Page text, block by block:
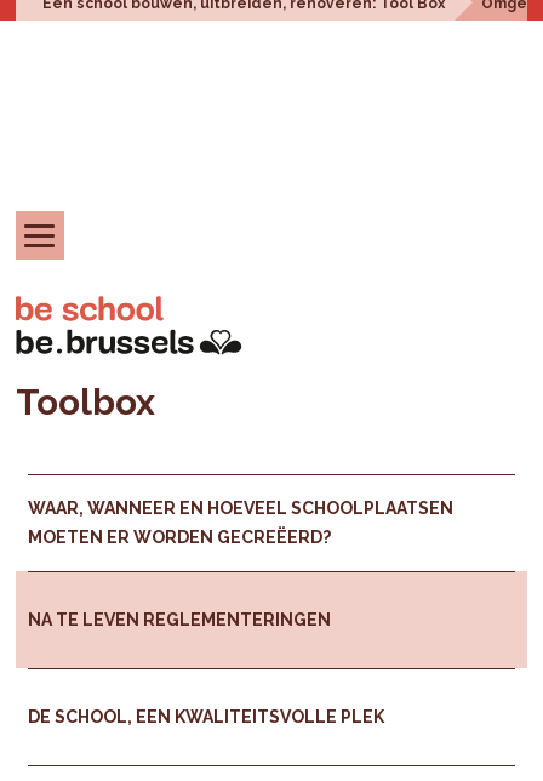
Een school bouwen, uitbreiden, renoveren: Tool Box
Toolbox
WAAR, WANNEER EN HOEVEEL SCHOOLPLAATSEN
MOETEN ER WORDEN GECREËERD?
NA TE LEVEN REGLEMENTERINGEN
DE SCHOOL, EEN KWALITEITSVOLLE PLEK